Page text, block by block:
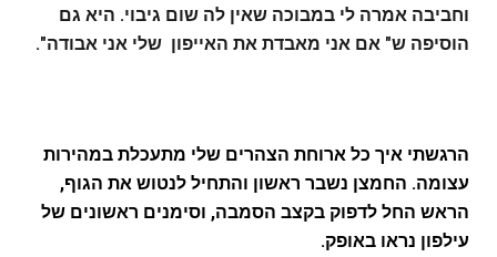
וחביבה אמרה לי במבוכה שאין לה שום גיבוי. היא גם
הוסיפה ש" אם אני מאבדת את האייפון שלי אני אבודה".
הרגשתי איך כל ארוחת הצהרים שלי מתעכלת במהירות
עצומה. החמצן נשבר ראשון והתחיל לנטוש את הגוף,
הראש החל לדפוק בקצב הסמבה, וסימנים ראשונים של
עילפון נראו באופק.